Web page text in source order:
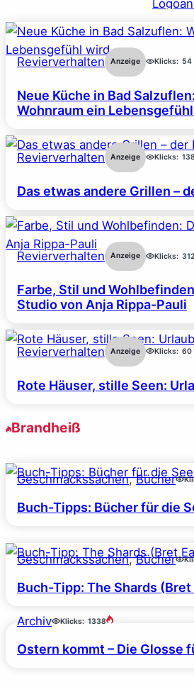
Revierverhalten Anzeige Klicks: 54
Neue Küche in Bad
Wohnraum ein
Revierverhalten Anzeige Klicks:
Das etwas andere Grillen –
Revierverhalten Anzeige Klicks:
Farbe, Stil und
Studio von Anja Rippa-Pauli
Revierverhalten Anzeige Klicks: 60
Rote Häuser, stille Seen:
Brandheiß
Geschmackssachen, Bücher
Buch-Tipps: Bücher für die
Geschmackssachen, Bücher
Buch-Tipp: The Shards
Archiv Klicks: 1338
Ostern kommt – Die Glosse